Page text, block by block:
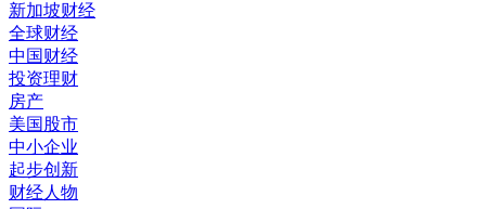
新加坡财经
全球财经
中国财经
投资理财
房产
美国股市
中小企业
起步创新
财经人物